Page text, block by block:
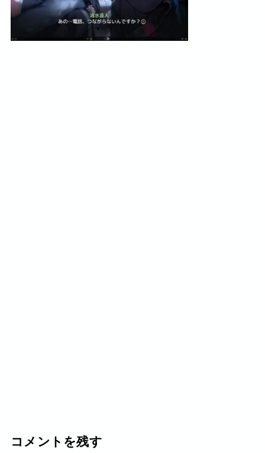
コメントを残す